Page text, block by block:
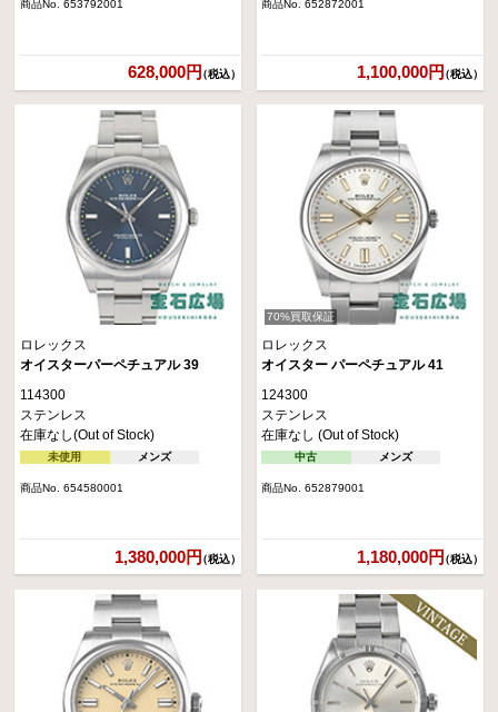
商品No. 653792001
628,000円（税込）
商品No. 652872001
1,100,000円（税込）
ロレックス
オイスターパーペチュアル 39
114300
ステンレス
在庫なし(Out of Stock)
未使用 メンズ
商品No. 654580001
1,380,000円（税込）
70%買取保証
ロレックス
オイスター パーペチュアル 41
124300
ステンレス
在庫なし (Out of Stock)
中古 メンズ
商品No. 652879001
1,180,000円（税込）